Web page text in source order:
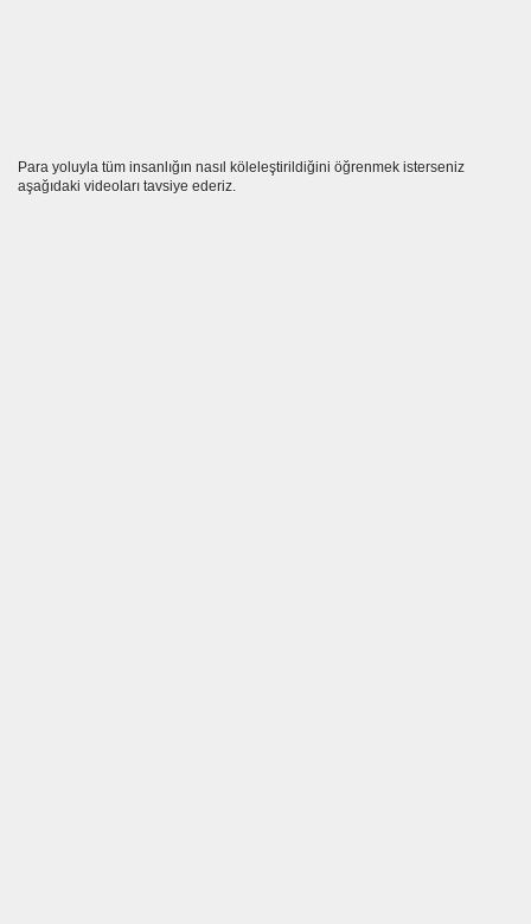
Para yoluyla tüm insanlığın nasıl köleleştirildiğini öğrenmek isterseniz
aşağıdaki videoları tavsiye ederiz.